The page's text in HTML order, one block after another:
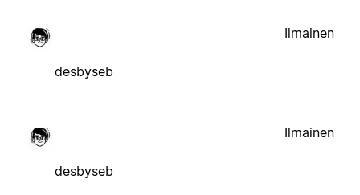
desbyseb
Ilmainen
desbyseb
Ilmainen